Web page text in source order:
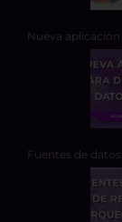
Nueva
Fuentes de